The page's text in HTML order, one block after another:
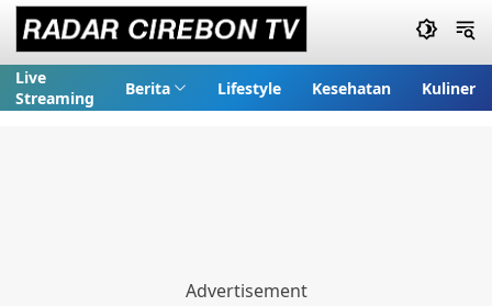
Live
Streaming
Berita Lifestyle Kesehatan Kuliner